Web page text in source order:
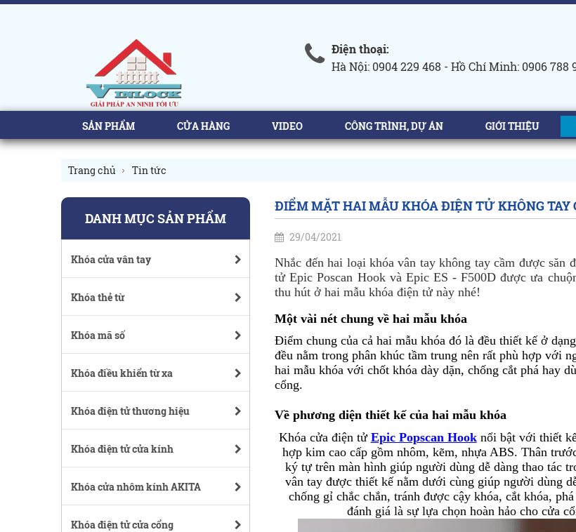
Điện thoại:
Hà Nội: 0904 229 468 - Hồ Chí Minh: 0906 788
SẢN PHẨM CỬA HÀNG VIDEO CÔNG TRÌNH, DỰ ÁN GIỚI THIỆU
Trang chủ Tin tức
DANH MỤC SẢN PHẨM
Khóa cửa vân tay
Khóa thẻ từ
Khóa mã số
Khóa điều khiển từ xa
Khóa điện tử thương hiệu
Khóa điện tử cửa kính
Khóa cửa nhôm kính AKITA
Khóa điện tử cửa cổng
ĐIỂM MẶT HAI MẪU KHÓA ĐIỆN TỬ KHÔNG
29/04/2021
Nhắc đến hai loại khóa vân tay không tay cầm được săn
tử Epic Poscan Hook và Epic ES - F500D được ưa
thu hút ở hai mẫu khóa điện tử này nhé!
Một vài nét chung về hai mẫu khóa
Điểm chung của cả hai mẫu khóa đó là đều thiết kế ở
đều nằm trong phân khúc tầm trung nên rất phù hợp với
hai mẫu khóa với chốt khóa dày dặn, chống cắt phá hay
cổng.
Về phương diện thiết kế của hai mẫu khóa
Khóa cửa điện tử Epic Popscan Hooknổi bật với thiết
hợp kim cao cấp gồm nhôm, kẽm, nhựa ABS. Thân
ký tự trên màn hình giúp người dùng dễ dàng thao tác
vân tay được thiết kế nằm dưới cùng giúp người dùng
chống gỉ chắc chắn, tránh được cậy khóa, cắt khóa,
đánh giá là sự lựa chọn hoàn hảo cho cửa